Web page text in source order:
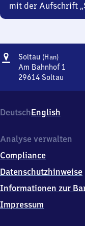
mit der Aufschrift
Adresse
Soltau (Han)Soltau
Am Bahnhof 1
29614 Soltau
Am
Bahnhof
2
6
1
Soltau
DeutschEnglish
Analyse verwalten
Compliance
Datenschutzhinweise
Informationen zur
Impressum